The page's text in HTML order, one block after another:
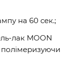
на 60 сек.;
лак MOON